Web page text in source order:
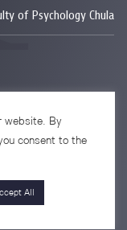
of Psychology Chula
website. By
consent to the
All